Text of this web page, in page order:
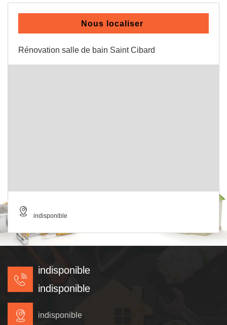
Nous localiser
Rénovation salle de bain Saint Cibard
indisponible
indisponible
indisponible
indisponible